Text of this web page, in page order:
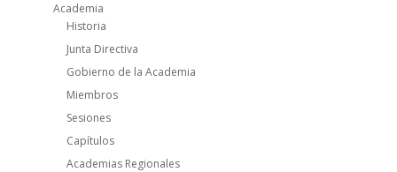
Academia
Historia
Junta Directiva
Gobierno de la Academia
Miembros
Sesiones
Capítulos
Academias Regionales